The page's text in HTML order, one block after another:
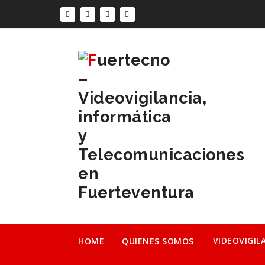
Videovigilancia y alarmas, informática y
HOME QUIENES SOMOS